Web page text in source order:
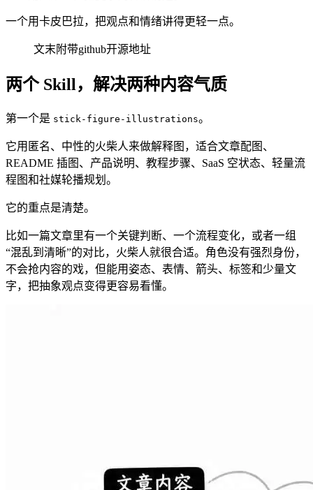
一个用卡皮巴拉，把观点和情绪讲得更轻一点。
文末附带github开源地址
两个 Skill，解决两种内容气质
第一个是 stick-figure-illustrations。
它用匿名、中性的火柴人来做解释图，适合文章配图、
README 插图、产品说明、教程步骤、SaaS 空状态、轻量流
程图和社媒轮播规划。
它的重点是清楚。
比如一篇文章里有一个关键判断、一个流程变化，或者一组
“混乱到清晰”的对比，火柴人就很合适。角色没有强烈身份，
不会抢内容的戏，但能用姿态、表情、箭头、标签和少量文
字，把抽象观点变得更容易看懂。